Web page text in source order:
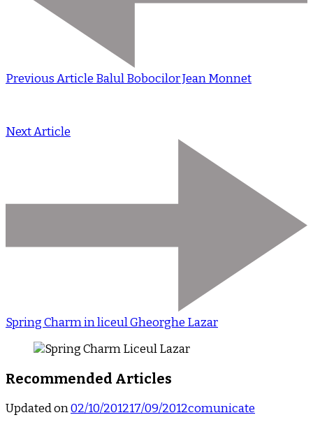
Previous Article Balul Bobocilor Jean Monnet
Next Article
Spring Charm in liceul Gheorghe Lazar
Recommended Articles
Updated on02/10/201217/09/2012comunicate